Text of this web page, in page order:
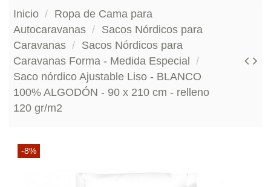
Inicio
Ropa de Cama para
Autocaravanas
Sacos Nórdicos para
Caravanas
Sacos Nórdicos para
Caravanas Forma - Medida Especial
Saco nórdico Ajustable Liso - BLANCO
100% ALGODÓN - 90 x 210 cm - relleno
120 gr/m2
-8%